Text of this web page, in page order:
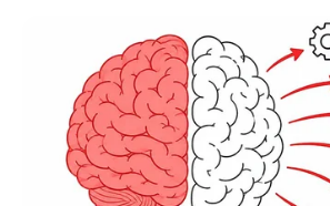
Kita beli sucad dan
dari Ukraina dapat
Rusia. Anjing
berlalu. Ataka,
borong saja dari
makin ribut